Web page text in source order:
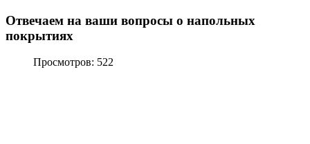
Отвечаем на ваши вопросы о напольных
покрытиях
Просмотров: 522